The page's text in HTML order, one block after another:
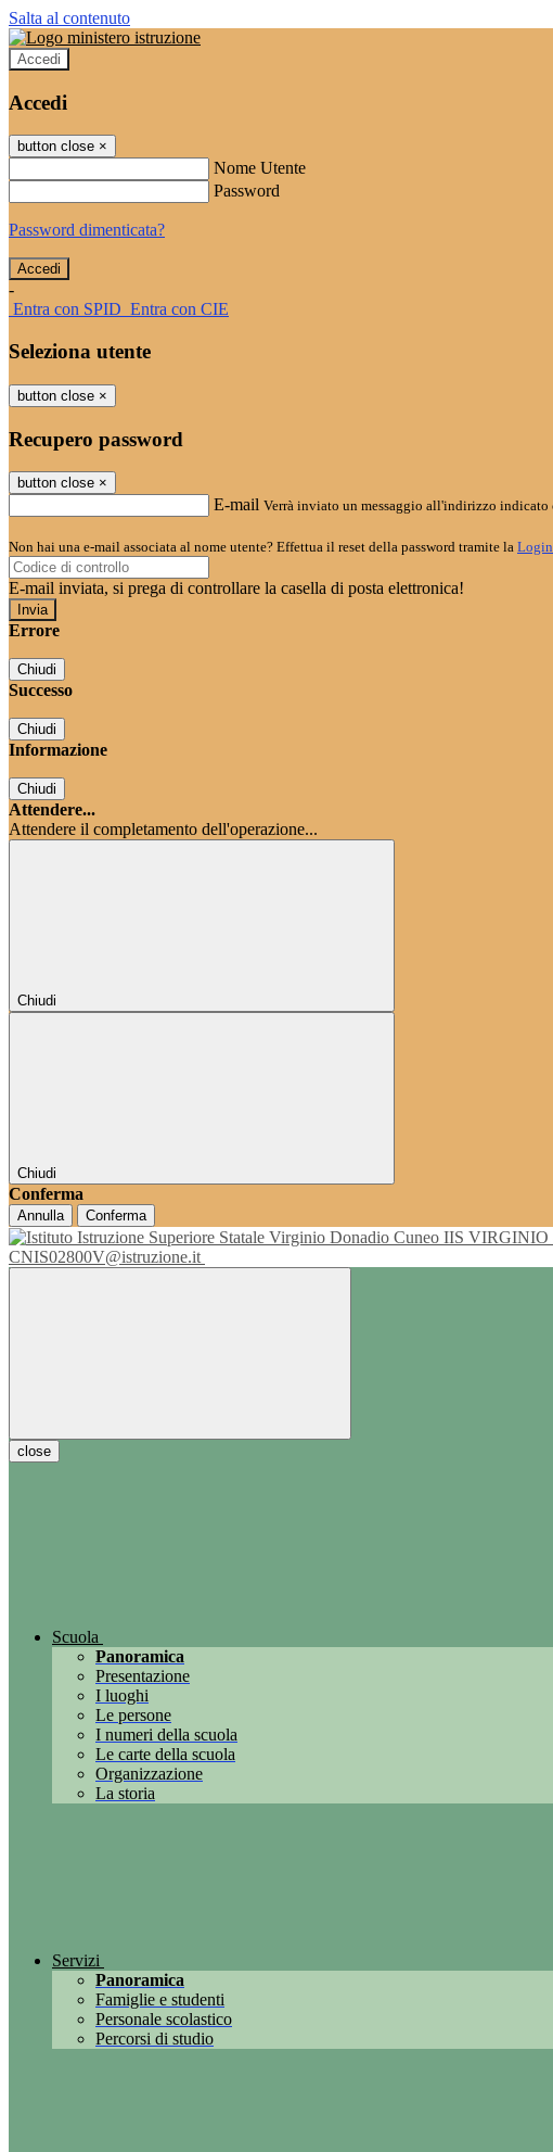
Salta al contenuto
Accedi
Accedi
button close ×
Nome Utente
Password
Password dimenticata?
-
Entra con SPID Entra con CIE
Seleziona utente
button close ×
Recupero password
button close ×
E-mail Verrà inviato un messaggio all'indirizzo indicato
Non hai una e-mail associata al nome utente? Effettua il reset della password tramite la
E-mail inviata, si prega di controllare la casella di posta elettronica!
Errore
Chiudi
Successo
Chiudi
Informazione
Chiudi
Attendere...
Attendere il completamento dell'operazione...
Chiudi
Chiudi
Conferma
Annulla Conferma
IIS
CNIS02800V@istruzione.it
close
Scuola
Panoramica
Presentazione
I luoghi
Le persone
I numeri della scuola
Le carte della scuola
Organizzazione
La storia
Servizi
Panoramica
Famiglie e studenti
Personale scolastico
Percorsi di studio